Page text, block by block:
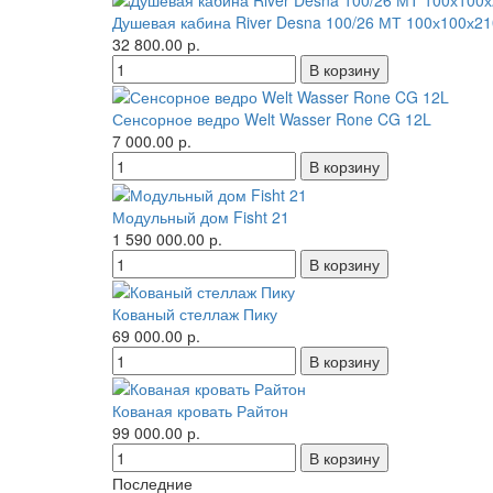
Душевая кабина River Desna 100/26 МТ
32 800.00 р.
Сенсорное ведро Welt Wasser Rone CG 12L
7 000.00 р.
Модульный дом Fisht 21
1 590 000.00 р.
Кованый стеллаж Пику
69 000.00 р.
Кованая кровать Райтон
99 000.00 р.
Последние